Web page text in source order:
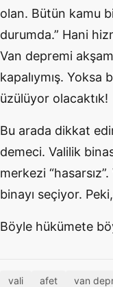
olan. Bütün kamu
durumda.” Hani
Van depremi
kapalıymış.
üzülüyor olacaktık!
Bu arada dikkat
demeci. Valilik
merkezi
binayı seçiyor.
Böyle hükümete
vali afet van